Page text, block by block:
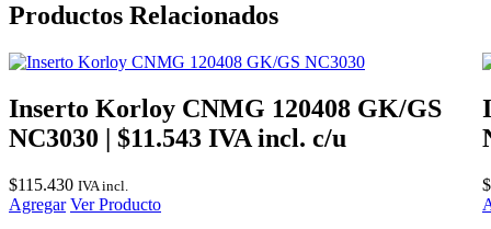
Productos Relacionados
Inserto Korloy CNMG 120408 GK/GS
NC3030 | $11.543 IVA incl. c/u
$115.430 IVA incl.
Agregar Ver Producto
$